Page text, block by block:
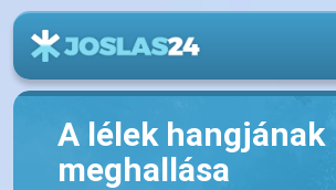
A lélek hangjának
meghallása